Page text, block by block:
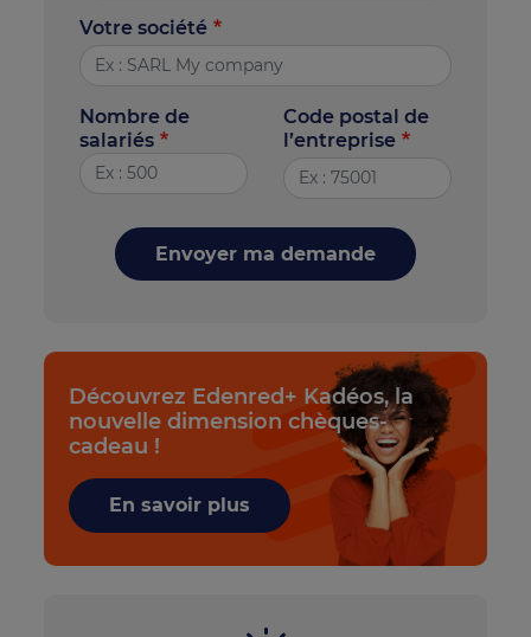
Votre société
Nombre de
salariés
Code postal de
l’entreprise
Envoyer ma demande
Découvrez Edenred+ Kadéos, la
nouvelle dimension chèques-
cadeau !
En savoir plus